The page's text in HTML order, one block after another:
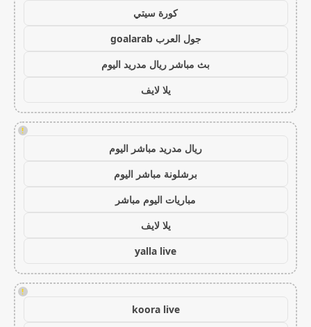
كورة سيتي
جول العرب goalarab
بث مباشر ريال مدريد اليوم
يلا لايف
!
ريال مدريد مباشر اليوم
برشلونة مباشر اليوم
مباريات اليوم مباشر
يلا لايف
yalla live
!
koora live